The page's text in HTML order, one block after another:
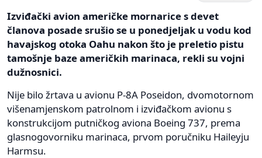
Izviđački avion američke mornarice s devet
članova posade srušio se u ponedjeljak u vodu kod
havajskog otoka Oahu nakon što je preletio pistu
tamošnje baze američkih marinaca, rekli su vojni
dužnosnici.
Nije bilo žrtava u avionu P-8A Poseidon, dvomotornom
višenamjenskom patrolnom i izviđačkom avionu s
konstrukcijom putničkog aviona Boeing 737, prema
glasnogovorniku marinaca, prvom poručniku Haileyju
Harmsu.